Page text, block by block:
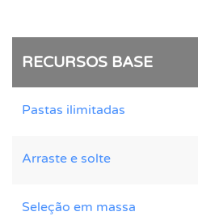
RECURSOS BASE
Pastas ilimitadas
Arraste e solte
Seleção em massa